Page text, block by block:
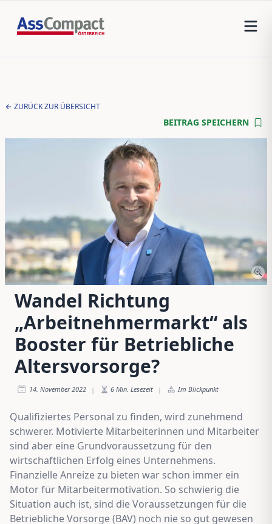
ZURÜCK ZUR ÜBERSICHT
BEITRAG SPEICHERN
Wandel Richtung
„Arbeitnehmermarkt“ als
Booster für Betriebliche
Altersvorsorge?
14. November 2022 | 6 Min. Lesezeit | Im Blickpunkt
Qualifiziertes Personal zu finden, wird zunehmend
schwerer. Motivierte Mitarbeiterinnen und Mitarbeiter
sind aber eine Grundvoraussetzung für den
wirtschaftlichen Erfolg eines Unternehmens.
Finanzielle Anreize zu bieten war schon immer ein
Motor für Mitarbeitermotivation. So schwierig die
Situation auch ist, sind die Voraussetzungen für die
Betriebliche Vorsorge (BAV) noch nie so gut gewesen